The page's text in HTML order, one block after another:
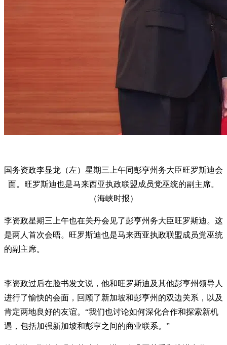
国务资政李显龙（左）星期三上午同彭亨州务大臣旺罗斯迪会
面。旺罗斯迪也是马来西亚执政联盟成员党巫统的副主席。
（海峡时报）
李资政星期三上午也在关丹会见了彭亨州务大臣旺罗斯迪。这
是两人首次会晤。旺罗斯迪也是马来西亚执政联盟成员党巫统
的副主席。
李资政过后在脸书发文说，他和旺罗斯迪及其他彭亨州领导人
进行了愉快的会面，回顾了新加坡和彭亨州的双边关系，以及
肯定两地良好的友谊。“我们也讨论如何深化合作和探索新机
遇，包括加强新加坡和彭亨之间的商业联系。”